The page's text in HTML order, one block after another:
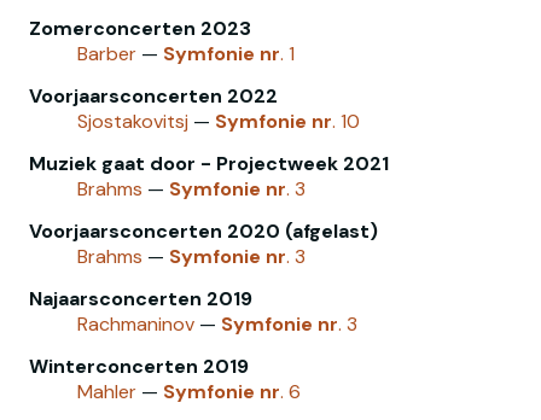
Zomerconcerten 2023
Barber — Symfonie nr. 1
Voorjaarsconcerten 2022
Sjostakovitsj — Symfonie nr. 10
Muziek gaat door - Projectweek 2021
Brahms — Symfonie nr. 3
Voorjaarsconcerten 2020 (afgelast)
Brahms — Symfonie nr. 3
Najaarsconcerten 2019
Rachmaninov — Symfonie nr. 3
Winterconcerten 2019
Mahler — Symfonie nr. 6